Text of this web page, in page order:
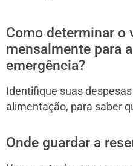
Como determinar o
mensalmente para
emergência?
Identifique suas
alimentação, para saber
Onde guardar a